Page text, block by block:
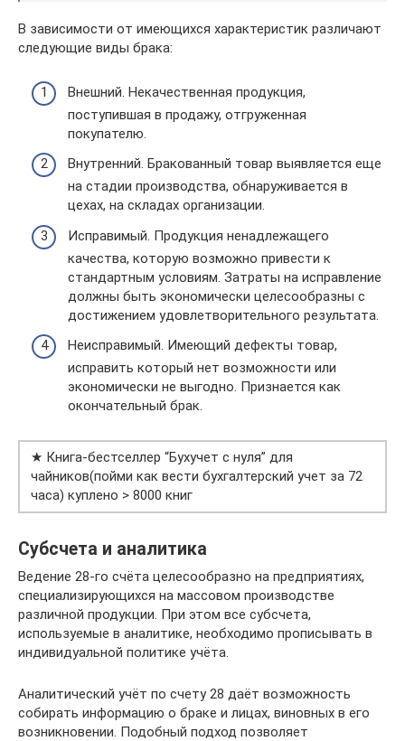
В зависимости от имеющихся характеристик различают
следующие виды брака:
Внешний. Некачественная продукция,
поступившая в продажу, отгруженная
покупателю.
Внутренний. Бракованный товар выявляется еще
на стадии производства, обнаруживается в
цехах, на складах организации.
Исправимый. Продукция ненадлежащего
качества, которую возможно привести к
стандартным условиям. Затраты на исправление
должны быть экономически целесообразны с
достижением удовлетворительного результата.
Неисправимый. Имеющий дефекты товар,
исправить который нет возможности или
экономически не выгодно. Признается как
окончательный брак.
★ Книга-бестселлер “Бухучет с нуля” для
чайников(пойми как вести бухгалтерский учет за 72
часа) куплено > 8000 книг
Субсчета и аналитика
Ведение 28-го счёта целесообразно на предприятиях,
специализирующихся на массовом производстве
различной продукции. При этом все субсчета,
используемые в аналитике, необходимо прописывать в
индивидуальной политике учёта.
Аналитический учёт по счету 28 даёт возможность
собирать информацию о браке и лицах, виновных в его
возникновении. Подобный подход позволяет